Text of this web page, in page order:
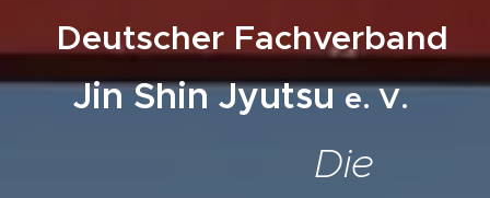
Deutscher Fachverband
Jin Shin Jyutsue. V.
Die